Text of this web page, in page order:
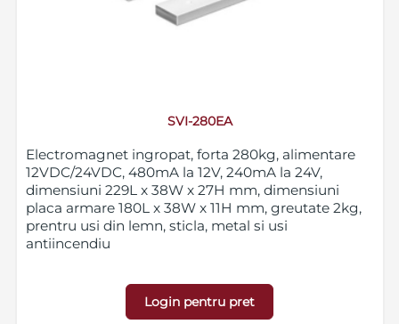
SVI-280EA
Electromagnet ingropat, forta 280kg, alimentare
12VDC/24VDC, 480mA la 12V, 240mA la 24V,
dimensiuni 229L x 38W x 27H mm, dimensiuni
placa armare 180L x 38W x 11H mm, greutate 2kg,
prentru usi din lemn, sticla, metal si usi
antiincendiu
Login pentru pret